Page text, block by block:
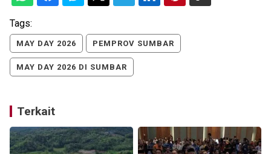
Tags:
MAY DAY 2026 PEMPROV SUMBAR
MAY DAY 2026 DI SUMBAR
Terkait